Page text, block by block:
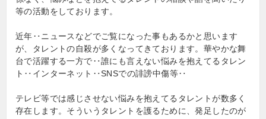
等の活動をしております。
近年‥ニュースなどでご覧になった事もあるかと思います
が、タレントの自殺が多くなってきております。華やかな舞
台で活躍する一方で‥誰にも言えない悩みを抱えてるタレン
ト‥インターネット‥SNSでの誹謗中傷等‥
テレビ等では感じさせない悩みを抱えてるタレントが数多く
存在します。そういうタレントを護るために、発足したのが